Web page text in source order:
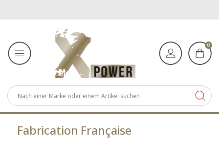
0
Fabrication Française